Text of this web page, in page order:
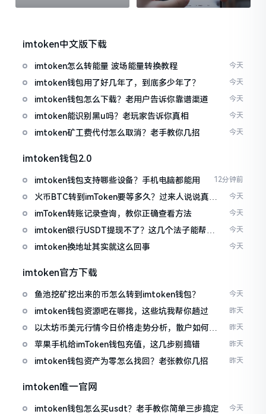
imtoken中文版下载
imtoken怎么转能量 波场能量转换教程 今天
imtoken钱包用了好几年了，到底多少年了？ 今天
imtoken钱包怎么下载？老用户告诉你靠谱渠道 今天
imtoken能识别黑u吗？老玩家告诉你真相 今天
imtoken矿工费代付怎么取消？老手教你几招 今天
imtoken钱包2.0
imtoken钱包支持哪些设备？手机电脑都能用 12分钟前
火币BTC转到imToken要等多久？过来人说说真实
情况
今天
imToken转账记录查询，教你正确查看方法 今天
imtoken银行USDT提现不了？这几个法子能帮你
搞定
今天
imtoken换地址其实就这么回事 今天
imtoken官方下载
鱼池挖矿挖出来的币怎么转到imtoken钱包？ 今天
imtoken钱包资源吧在哪找，这些坑我帮你趟过 昨天
以太坊币美元行情今日价格走势分析，散户如何避
免追涨杀跌被套牢
昨天
苹果手机给imToken钱包充值，这几步别搞错 昨天
imtoken钱包资产为零怎么找回？老张教你几招 昨天
imtoken唯一官网
imtoken钱包怎么买usdt？老手教你简单三步搞定 今天